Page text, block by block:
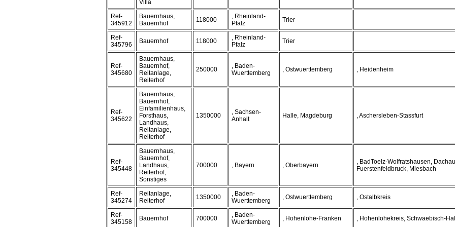
Villa
Ref-
345912
Bauernhaus,
Bauernhof
118000
, Rheinland-
Pfalz
Trier
Ref-
345796
Bauernhof 118000
, Rheinland-
Pfalz
Trier
Ref-
345680
Bauernhaus,
Bauernhof,
Reitanlage,
Reiterhof
250000
, Baden-
Wuerttemberg
, Ostwuerttemberg , Heidenheim
Ref-
345622
Bauernhaus,
Bauernhof,
Einfamilienhaus,
Forsthaus,
Landhaus,
Reitanlage,
Reiterhof
1350000
, Sachsen-
Anhalt
Halle, Magdeburg , Aschersleben-Stassfurt
Ref-
345448
Bauernhaus,
Bauernhof,
Landhaus,
Reiterhof,
Sonstiges
700000 , Bayern , Oberbayern
, BadToelz-Wolfratshausen,
Fuerstenfeldbruck, Miesbach
Ref-
345274
Reitanlage,
Reiterhof
1350000
, Baden-
Wuerttemberg
, Ostwuerttemberg , Ostalbkreis
Ref-
345158
Bauernhof 700000
, Baden-
Wuerttemberg
, Hohenlohe-Franken , Hohenlohekreis, Schwaebisch-